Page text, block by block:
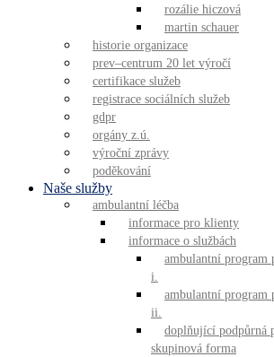
rozálie hiczová
martin schauer
historie organizace
prev–centrum 20 let výročí
certifikace služeb
registrace sociálních služeb
gdpr
orgány z.ú.
výroční zprávy
poděkování
Naše služby
ambulantní léčba
informace pro klienty
informace o službách
ambulantní program
i.
ambulantní program
ii.
doplňující podpůrná
skupinová forma